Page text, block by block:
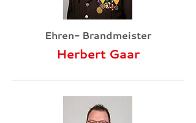
Ehren- Brandmeister
Herbert Gaar